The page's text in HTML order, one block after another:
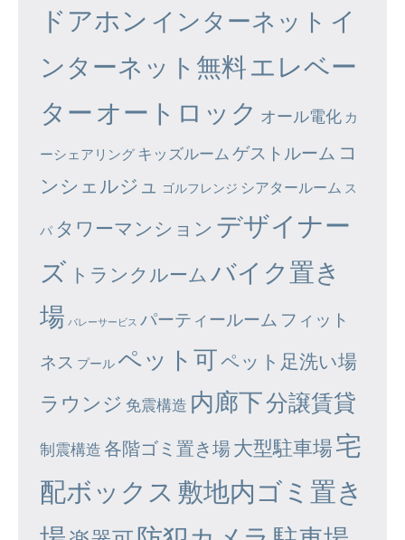
ドアホン インターネット イ
ンターネット無料エレベー
ター オートロック オール電化 カ
ーシェアリング キッズルーム ゲストルーム コ
ンシェルジュ
ゴルフレンジ シアタールーム ス
パ タワーマンション デザイナー
ズ トランクルーム バイク置き
場 バレーサービス パーティールーム フィット
ネス プール ペット可ペット足洗い場
ラウンジ 免震構造 内廊下分譲賃貸
制震構造 各階ゴミ置き場大型駐車場宅
配ボックス 敷地内ゴミ置き